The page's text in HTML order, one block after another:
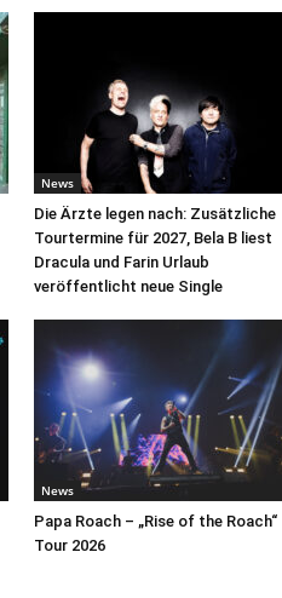
News
Die Ärzte legen nach: Zusätzliche
Tourtermine für 2027, Bela B liest
Dracula und Farin Urlaub
veröffentlicht neue Single
News
Papa Roach – „Rise of the Roach“
Tour 2026